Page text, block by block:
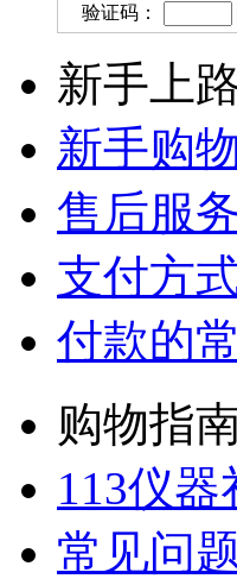
验证码：
新手上
新手购
售后服
支付方
付款的
购物指
113仪器
常见问